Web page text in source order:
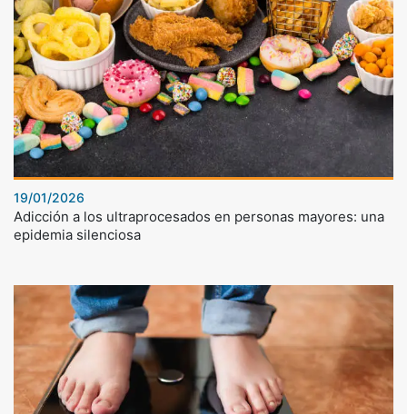
19/01/2026
Adicción a los ultraprocesados en personas mayores: una
epidemia silenciosa